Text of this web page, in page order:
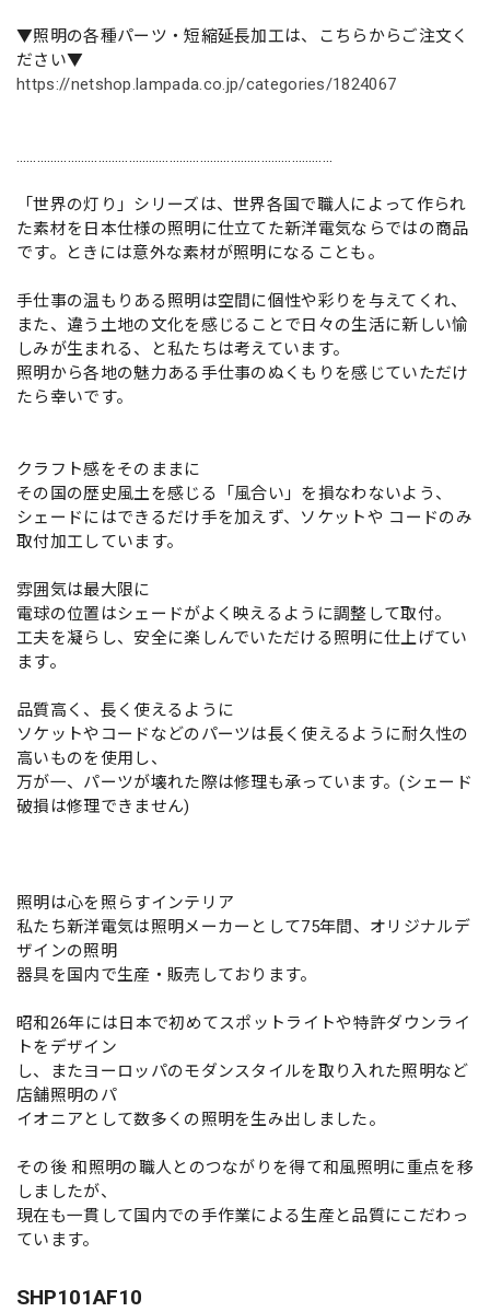
▼照明の各種パーツ・短縮延長加工は、こちらからご注文く
ださい▼
https://netshop.lampada.co.jp/categories/1824067
…………………………………………………………………………………
「世界の灯り」シリーズは、世界各国で職人によって作られ
た素材を日本仕様の照明に仕立てた新洋電気ならではの商品
です。ときには意外な素材が照明になることも。
手仕事の温もりある照明は空間に個性や彩りを与えてくれ、
また、違う土地の文化を感じることで日々の生活に新しい愉
しみが生まれる、と私たちは考えています。
照明から各地の魅力ある手仕事のぬくもりを感じていただけ
たら幸いです。
クラフト感をそのままに
その国の歴史風土を感じる「風合い」を損なわないよう、
シェードにはできるだけ手を加えず、ソケットや コードのみ
取付加工しています。
雰囲気は最大限に
電球の位置はシェードがよく映えるように調整して取付。
工夫を凝らし、安全に楽しんでいただける照明に仕上げてい
ます。
品質高く、長く使えるように
ソケットやコードなどのパーツは長く使えるように耐久性の
高いものを使用し、
万が一、パーツが壊れた際は修理も承っています。(シェード
破損は修理できません)
照明は心を照らすインテリア
私たち新洋電気は照明メーカーとして75年間、オリジナルデ
ザインの照明
器具を国内で生産・販売しております。
昭和26年には日本で初めてスポットライトや特許ダウンライ
トをデザイン
し、またヨーロッパのモダンスタイルを取り入れた照明など
店舗照明のパ
イオニアとして数多くの照明を生み出しました。
その後 和照明の職人とのつながりを得て和風照明に重点を移
しましたが、
現在も一貫して国内での手作業による生産と品質にこだわっ
ています。
SHP101AF10